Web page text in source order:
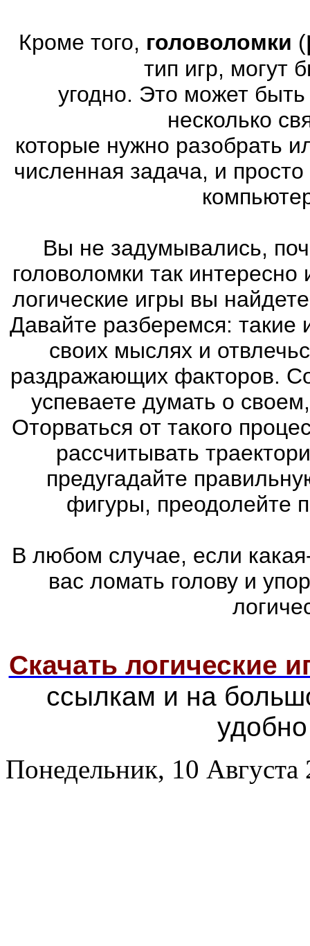
Кроме того, головоломки (
тип игр, могут
угодно. Это может
несколько
которые нужно разобрать
численная задача, и
Вы не задумывались,
головоломки так
логические игры вы
Давайте разберемся: такие
своих мыслях и
раздражающих факторов.
успеваете думать о
Оторваться от такого
рассчитывать
предугадайте
фигуры, преодолейте
В любом случае, если
вас ломать голову и
Скачать логические
ссылкам и на
Понедельник, 10 Августа